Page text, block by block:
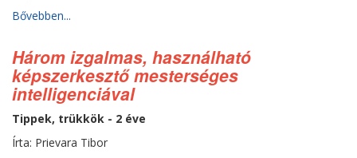
Bővebben...
Három izgalmas, használható
képszerkesztő mesterséges
intelligenciával
Tippek, trükkök - 2 éve
Írta: Prievara Tibor